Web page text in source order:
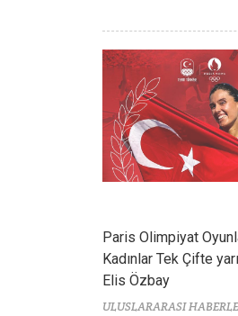
Paris Olimpiyat
Kadınlar Tek Çifte
Elis Özbay
ULUSLARARASI